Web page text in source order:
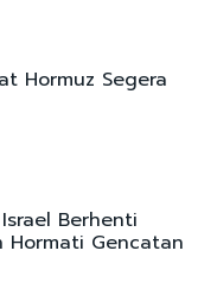
Hormuz Segera
Berhenti
Hormati Gencatan